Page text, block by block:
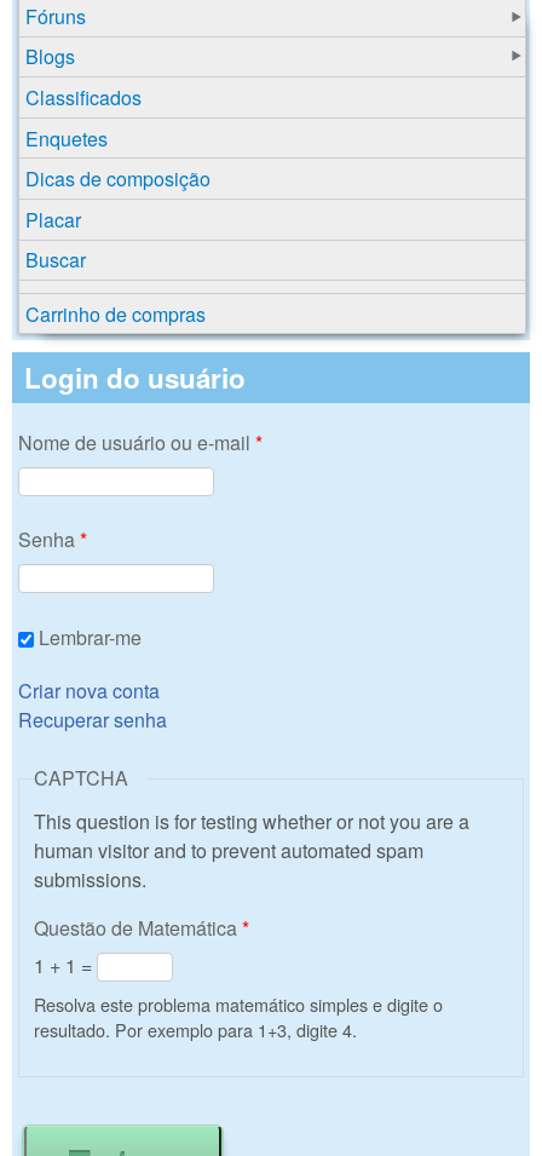
Fóruns
Blogs
Classificados
Enquetes
Dicas de composição
Placar
Buscar
Carrinho de compras
Login do usuário
Nome de usuário ou e-mail *
Senha*
Lembrar-me
Criar nova conta
Recuperar senha
CAPTCHA
This question is for testing whether or not you are a
human visitor and to prevent automated spam
submissions.
Questão de Matemática*
1 + 1 =
Resolva este problema matemático simples e digite o
resultado. Por exemplo para 1+3, digite 4.